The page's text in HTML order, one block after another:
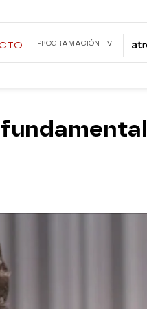
PROGRAMACIÓN TV
fundamental